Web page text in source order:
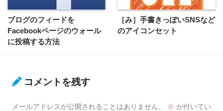
ブログのフィードを
Facebookページのウォール
に投稿する方法
［み］手書きっぽいSNSなど
のアイコンセット
コメントを残す
メールアドレスが公開されることはありません。 ※ が付いてい